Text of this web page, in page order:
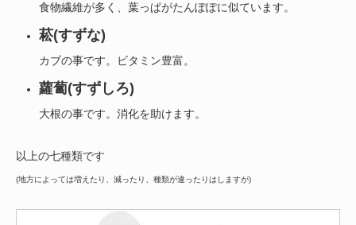
食物繊維が多く、葉っぱがたんぽぽに似ています。
菘(すずな)
カブの事です。ビタミン豊富。
蘿蔔(すずしろ)
大根の事です。消化を助けます。
以上の七種類です
(地方によっては増えたり、減ったり、種類が違ったりはしますが)